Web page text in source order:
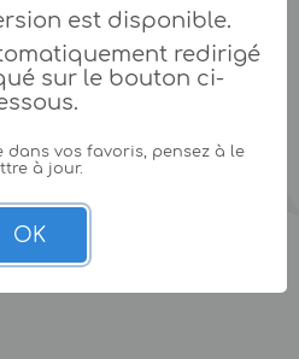
est disponible.
redirigé
sur le bouton ci-
dans vos favoris, pensez à le
à jour.
OK